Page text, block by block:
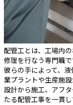
配管工とは、工場内
修理を行なう専門職で
彼らの手によって、
業プラントや生産施設
設計から施工、アフ
たる配管工事を一貫し